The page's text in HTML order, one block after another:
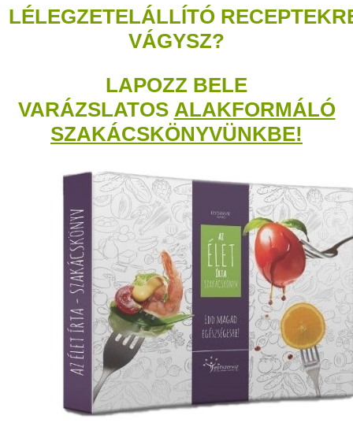
LÉLEGZETELÁLLÍTÓ
VÁGYSZ?
LAPOZZ BELE
VARÁZSLATOS ALAKFORMÁLÓ
SZAKÁCSKÖNYVÜNKBE!